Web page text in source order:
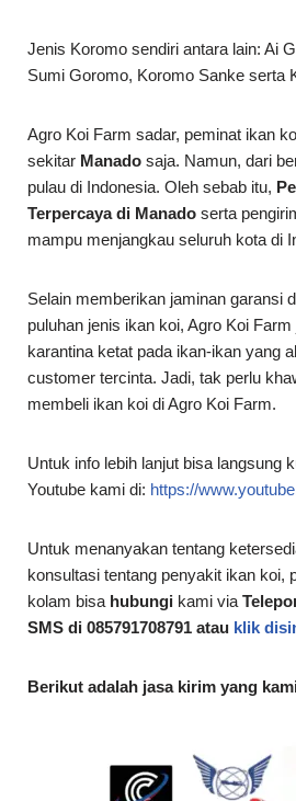
Jenis Koromo sendiri antara lain: Ai
Sumi Goromo, Koromo Sanke serta
Agro Koi Farm sadar, peminat ikan
sekitar Manado saja. Namun, dari
pulau di Indonesia. Oleh sebab itu,
Terpercaya di Manado serta
mampu menjangkau seluruh kota di
Selain memberikan jaminan garansi
puluhan jenis ikan koi, Agro Koi
karantina ketat pada ikan-ikan yang
customer tercinta. Jadi, tak perlu
membeli ikan koi di Agro Koi Farm.
Untuk info lebih lanjut bisa langsung
Youtube kami di: https://
Untuk menanyakan tentang
konsultasi tentang penyakit ikan koi,
kolam bisa hubungi kami via
SMS di 085791708791 atau klik
Berikut adalah jasa kirim yang